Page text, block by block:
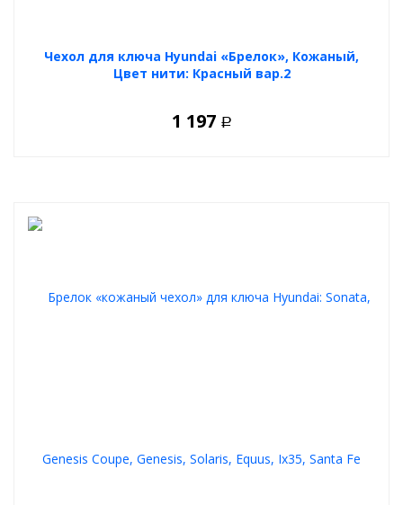
Чехол для ключа Hyundai «Брелок», Кожаный,
Цвет нити: Красный вар.2
1 197 Р